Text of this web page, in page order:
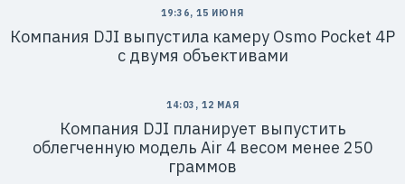
19:36, 15 ИЮНЯ
Компания DJI выпустила камеру Osmo Pocket 4P
с двумя объективами
14:03, 12 МАЯ
Компания DJI планирует выпустить
облегченную модель Air 4 весом менее 250
граммов